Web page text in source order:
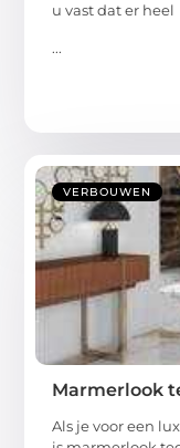
u vast dat er heel
...
VERBOUWEN
Marmerlook
Als je voor een